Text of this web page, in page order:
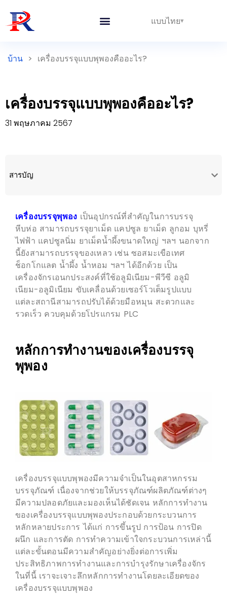
แบบไทย
บ้าน > เครื่องบรรจุแบบพุพองคืออะไร?
เครื่องบรรจุแบบพุพองคืออะไร?
31 พฤษภาคม 2567
สารบัญ
เครื่องบรรจุพุพอง เป็นอุปกรณ์ที่สำคัญในการบรรจุ
หีบห่อ สามารถบรรจุยาเม็ด แคปซูล ยาเม็ด ลูกอม บุหรี่
ไฟฟ้า แคปซูลนิ่ม ยาเม็ดน้ำผึ้งขนาดใหญ่ ฯลฯ นอกจาก
นี้ยังสามารถบรรจุของเหลว เช่น ซอสมะเขือเทศ
ช็อกโกแลต น้ำผึ้ง น้ำหอม ฯลฯ ได้อีกด้วย เป็น
เครื่องจักรเอนกประสงค์ที่ใช้อลูมิเนียม-พีวีซี อลูมิ
เนียม-อลูมิเนียม ขับเคลื่อนด้วยเซอร์โวเต็มรูปแบบ
แต่ละสถานีสามารถปรับได้ด้วยมือหมุน สะดวกและ
รวดเร็ว ควบคุมด้วยโปรแกรม PLC
หลักการทำงานของเครื่องบรรจุ
พุพอง
เครื่องบรรจุแบบพุพองมีความจำเป็นในอุตสาหกรรม
บรรจุภัณฑ์ เนื่องจากช่วยให้บรรจุภัณฑ์ผลิตภัณฑ์ต่างๆ
มีความปลอดภัยและมองเห็นได้ชัดเจน หลักการทำงาน
ของเครื่องบรรจุแบบพุพองประกอบด้วยกระบวนการ
หลักหลายประการ ได้แก่ การขึ้นรูป การป้อน การปิด
ผนึก และการตัด การทำความเข้าใจกระบวนการเหล่านี้
แต่ละขั้นตอนมีความสำคัญอย่างยิ่งต่อการเพิ่ม
ประสิทธิภาพการทำงานและการบำรุงรักษาเครื่องจักร
ในที่นี้ เราจะเจาะลึกหลักการทำงานโดยละเอียดของ
เครื่องบรรจุแบบพุพอง